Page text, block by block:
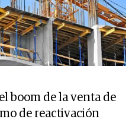
boom de la venta de
de reactivación